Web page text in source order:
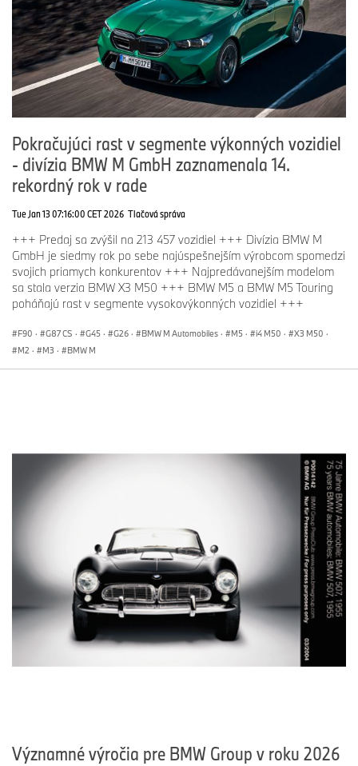
Pokračujúci rast v segmente výkonných vozidiel
- divízia BMW M GmbH zaznamenala 14.
rekordný rok v rade
Tue Jan 13 07:16:00 CET 2026 Tlačová správa
+++ Predaj sa zvýšil na 213 457 vozidiel +++ Divízia BMW M
GmbH je siedmy rok po sebe najúspešnejším výrobcom spomedzi
svojich priamych konkurentov +++ Najpredávanejším modelom
sa stala verzia BMW X3 M50 +++ BMW M5 a BMW M5 Touring
poháňajú rast v segmente vysokovýkonných vozidiel +++
F90 · G87 CS · G45 · G26 · BMW M Automobiles · M5 · i4 M50 · X3 M50 ·
M2 · M3 · BMW M
Významné výročia pre BMW Group v roku 2026